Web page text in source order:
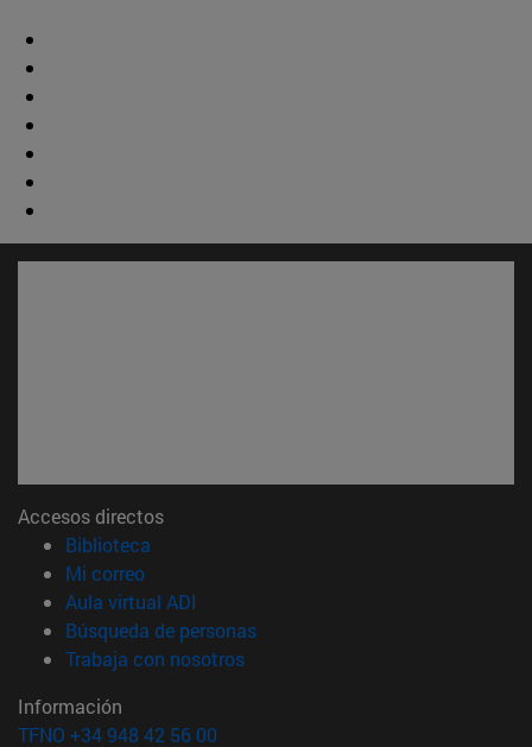
Accesos directos
Biblioteca
Mi correo(abre en nueva ventana)
Aula virtual ADI
Búsqueda de personas(abre en nueva ventana)
Trabaja con nosotros(abre en nueva ventana)
Información
TFNO +34 948 42 56 00